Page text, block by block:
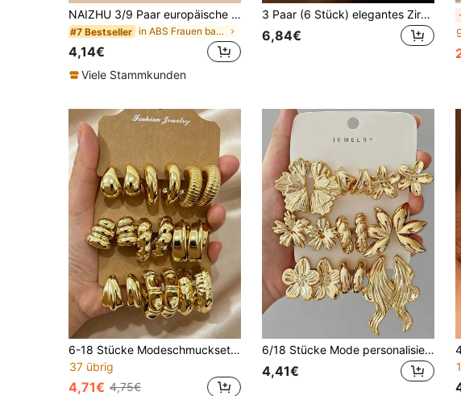
NAIZHU 3/9 Paar europäische und amerikanische Mode Metall Wassertropfen geometrische C-förmige Creolen Ohrringe Set, tägliche und Party Accessoires für Teenager
#7 Bestseller in ABS Frauen baumeln Ohrringe
4,14€
Viele Stammkunden
3 Paar (6 Stück) elegantes Zirkonia Gold Ohrringe Set, Schmuckgeschenk für Frauen
6,84€
6-18 Stücke Modeschmuckset in Goldton, neue vintage filigrane Ohrringe, passend für Frauen zu verschiedenen Outfits, tolles Geschenk für Familie und Freunde
37 übrig
4,71€ 4,75€
6/18 Stücke Mode personalisierte Charm symmetrisches Blatt, Fünfblättrige Blume, konservierte Blume, Lilie, geometrisches Multi-Stil Damen Gold Ohrring Set, täglicher Gebrauch, Geschenk für Familie und Freunde
4,41€